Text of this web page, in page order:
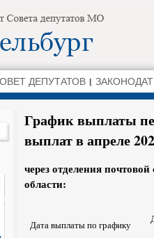
ДЕПУТАТОВ
График выплаты
выплат в апреле
через отделения
области:
Дата выплаты по графику